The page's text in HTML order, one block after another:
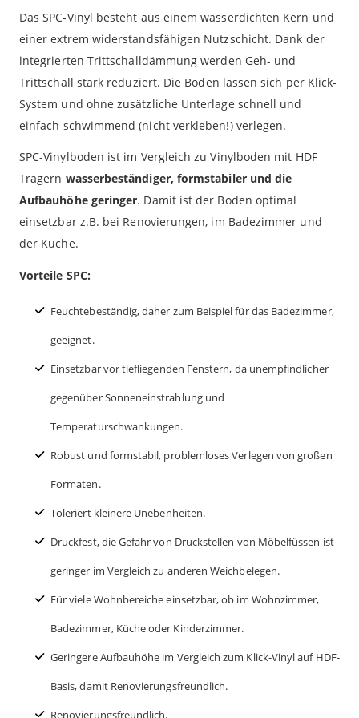
Das SPC-Vinyl besteht aus einem wasserdichten Kern und
einer extrem widerstandsfähigen Nutzschicht. Dank der
integrierten Trittschalldämmung werden Geh- und
Trittschall stark reduziert. Die Böden lassen sich per Klick-
System und ohne zusätzliche Unterlage schnell und
einfach schwimmend (nicht verkleben!) verlegen.
SPC-Vinylboden ist im Vergleich zu Vinylboden mit HDF
Trägern wasserbeständiger, formstabiler und die
Aufbauhöhe geringer. Damit ist der Boden optimal
einsetzbar z.B. bei Renovierungen, im Badezimmer und
der Küche.
Vorteile SPC:
Feuchtebeständig, daher zum Beispiel für das Badezimmer,
geeignet.
Einsetzbar vor tiefliegenden Fenstern, da unempfindlicher
gegenüber Sonneneinstrahlung und
Temperaturschwankungen.
Robust und formstabil, problemloses Verlegen von großen
Formaten.
Toleriert kleinere Unebenheiten.
Druckfest, die Gefahr von Druckstellen von Möbelfüssen ist
geringer im Vergleich zu anderen Weichbelegen.
Für viele Wohnbereiche einsetzbar, ob im Wohnzimmer,
Badezimmer, Küche oder Kinderzimmer.
Geringere Aufbauhöhe im Vergleich zum Klick-Vinyl auf HDF-
Basis, damit Renovierungsfreundlich.
Renovierungsfreundlich.